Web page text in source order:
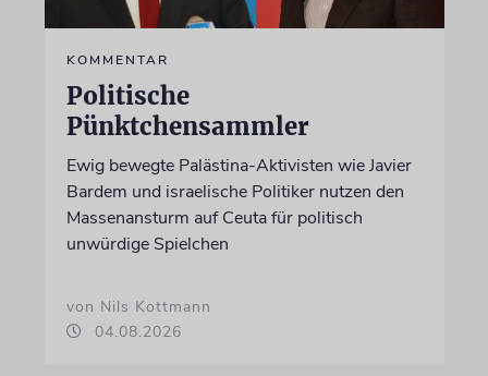
KOMMENTAR
Politische
Pünktchensammler
Ewig bewegte Palästina-Aktivisten wie Javier
Bardem und israelische Politiker nutzen den
Massenansturm auf Ceuta für politisch
unwürdige Spielchen
von Nils Kottmann
04.08.2026